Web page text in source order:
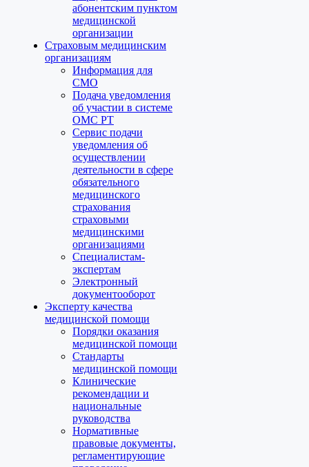
абонентским пунктом
медицинской
организации
Страховым медицинским
организациям
Информация для
СМО
Подача уведомления
об участии в системе
ОМС РТ
Сервис подачи
уведомления об
осуществлении
деятельности в сфере
обязательного
медицинского
страхования
страховыми
медицинскими
организациями
Специалистам-
экспертам
Электронный
документооборот
Эксперту качества
медицинской помощи
Порядки оказания
медицинской помощи
Стандарты
медицинской помощи
Клинические
рекомендации и
национальные
руководства
Нормативные
правовые документы,
регламентирующие